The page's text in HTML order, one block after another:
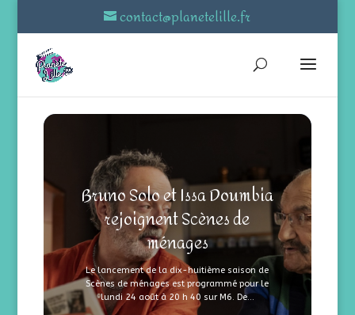
contact@planetelille.fr
Bruno Solo et Issa Doumbia
rejoignent Scènes de
ménages
Le lancement de la dix-huitième saison de
Scènes de ménages est programmé pour le
lundi 24 août à 20 h 40 sur M6. De...